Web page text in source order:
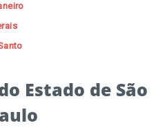
Estado de São